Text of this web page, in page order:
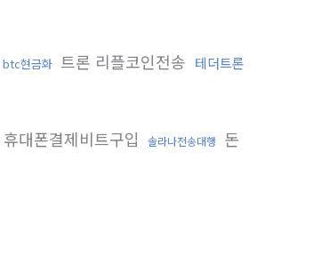
btc현금화 트론 리플코인전송 테더트론
휴대폰결제비트구입 솔라나전송대행
돈